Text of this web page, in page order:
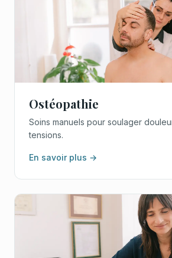
Ostéopathie
Soins manuels pour soulager
tensions.
En savoir plus →